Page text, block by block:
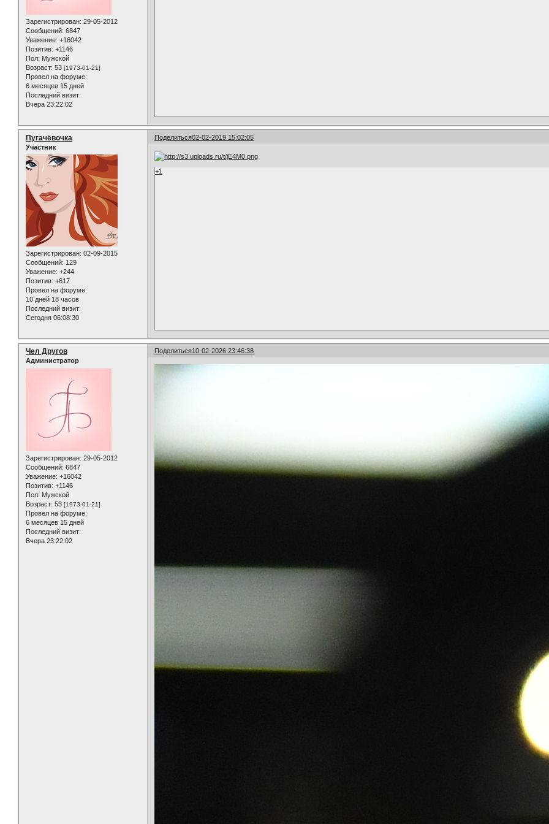
Зарегистрирован: 29-05-2012
Сообщений: 6847
Уважение: +16042
Позитив: +1146
Пол: Мужской
Возраст: 53 [1973-01-21]
Провел на форуме:
6 месяцев 15 дней
Последний визит:
Вчера 23:22:02
Поделиться02-02-2019 15:02:05
Пугачёвочка
Участник
Зарегистрирован: 02-09-2015
Сообщений: 129
Уважение: +244
Позитив: +617
Провел на форуме:
10 дней 18 часов
Последний визит:
Сегодня 06:08:30
+1
Поделиться10-02-2026 23:46:38
Чел Другов
Администратор
Зарегистрирован: 29-05-2012
Сообщений: 6847
Уважение: +16042
Позитив: +1146
Пол: Мужской
Возраст: 53 [1973-01-21]
Провел на форуме:
6 месяцев 15 дней
Последний визит:
Вчера 23:22:02